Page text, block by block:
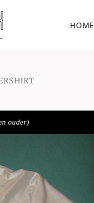
HOME
ouder)